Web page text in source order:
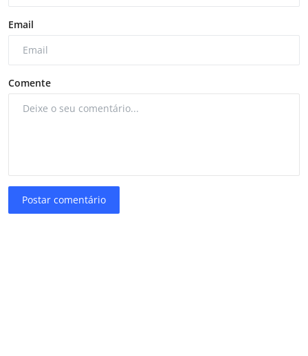
Email
Comente
Postar comentário